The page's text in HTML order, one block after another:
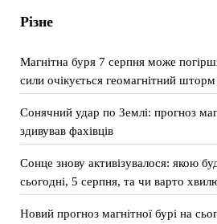
Різне
Магнітна буря 7 серпня може
сили очікується геомагнітний шторм
Сонячний удар по Землі: прогноз
здивував фахівців
Сонце знову активізувалося: якою
сьогодні, 5 серпня, та чи варто
Новий прогноз магнітної бурі на